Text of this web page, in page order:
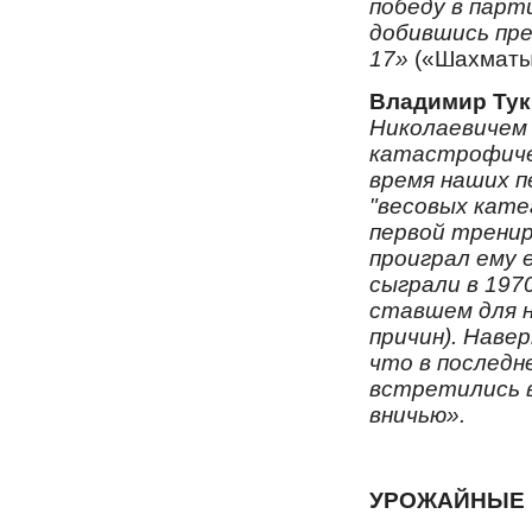
победу в
добившись
17»
Владимир
Николаевичем
время наших
"весовых
первой
проиграл ему
сыграли в
ставшем для
причин).
что в
встретились
вничью».
УРОЖАЙНЫЕ